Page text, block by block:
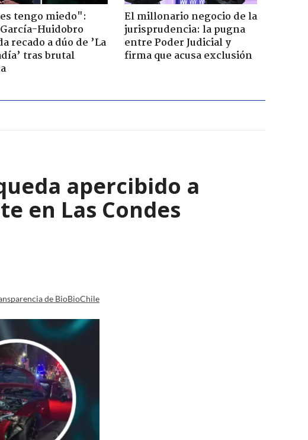
tengo miedo":
Huidobro
recado a dúo de ’La
tras brutal
El millonario negocio de la
jurisprudencia: la pugna
entre Poder Judicial y
firma que acusa exclusión
apercibido a
en Las Condes
de BioBioChile